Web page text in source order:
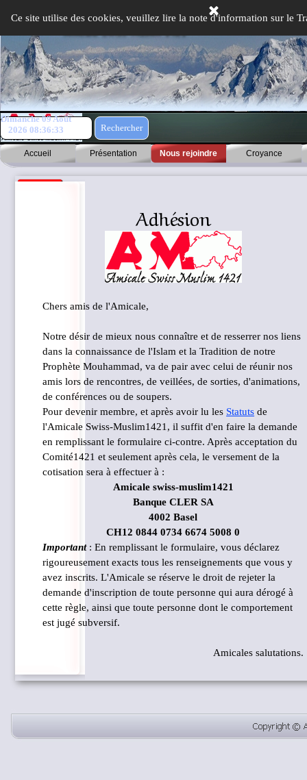
Ce site utilise des cookies, veuillez lire la note d'information sur le
Rechercher
Dimanche 09 Août
2026 08:36:33
Accueil Présentation Nous rejoindre Croyance
Adhésion
Chers amis de l'Amicale,
Notredésir de mieux nous connaître et de resserrer nos liens
dans la connaissance de l'Islam et la Tradition de notre
Prophète Mouhammad, va de pair avec celui de réunir nos
amis lors de rencontres, de veillées, de sorties, d'animations,
de conférences ou de soupers.
Pour devenir membre, et après avoir lu les Statuts de
l'Amicale Swiss-Muslim1421, il suffit d'en faire la demande
en remplissant le formulaire ci-contre. Après acceptation du
Comité1421 et seulement après cela, le versement de la
cotisation sera à effectuer à :
Amicale swiss-muslim1421
Banque CLER SA
4002 Basel
CH12 0844 0734 6674 5008 0
Important : En remplissant le formulaire, vous déclarez
rigoureusement exacts tous les renseignements que vous y
avez inscrits.L'Amicale se réserve le droit de rejeter la
demande d'inscription de toute personne qui aura dérogé à
cette règle, ainsi que toute personne dont le comportement
est jugé subversif.
Amicales salutations.